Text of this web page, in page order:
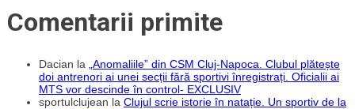
Comentarii primite
Dacian la „Anomaliile” din CSM Cluj-Napoca. Clubul plătește
doi antrenori ai unei secții fără sportivi înregistrați. Oficialii ai
MTS vor descinde în control- EXCLUSIV
sportulclujean la Clujul scrie istorie în natație. Un sportiv de la